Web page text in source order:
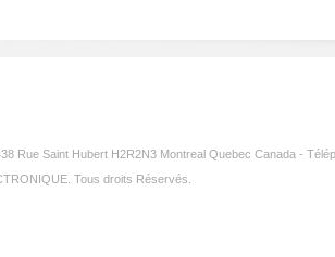
Rue Saint Hubert H2R2N3 Montreal Quebec Canada -
Tous droits Réservés.